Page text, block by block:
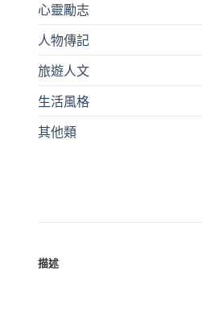
心靈勵志
人物傳記
旅遊人文
生活風格
其他類
描述